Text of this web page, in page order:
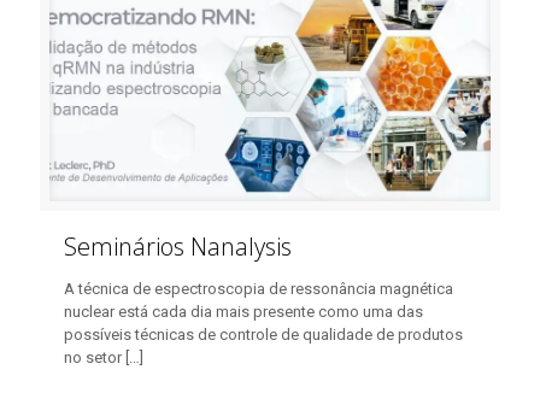
Seminários Nanalysis
A técnica de espectroscopia de ressonância magnética
nuclear está cada dia mais presente como uma das
possíveis técnicas de controle de qualidade de produtos
no setor[…]